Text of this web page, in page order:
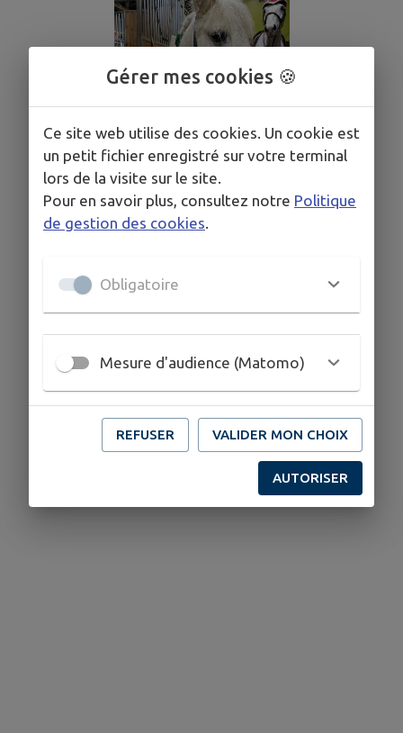
Gérer mes cookies 🍪
Ce site web utilise des cookies. Un cookie est
un petit fichier enregistré sur votre terminal
lors de la visite sur le site.
Pour en savoir plus, consultez notre Politique
de gestion des cookies
Obligatoire
Mesure d'audience (Matomo)
REFUSER VALIDER MON CHOIX
AUTORISER